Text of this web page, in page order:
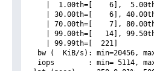
|  1.00th=[    6],
| 30.00th=[    6],
| 70.00th=[    7],
| 99.00th=[   14],
| 99.99th=[  221]
bw (  KiB/s): min=20456,
iops        : min= 5114,